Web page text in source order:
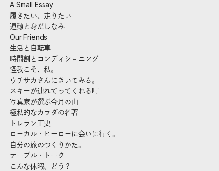
A Small Essay
履きたい、走りたい
運動と身だしなみ
Our Friends
生活と自転車
時間割とコンディショニング
怪我こそ、私。
ウチサカさんにきいてみる。
スキーが連れてってくれる町
写真家が選ぶ今月の山
極私的なカラダの名著
トレラン正史
ローカル・ヒーローに会いに行く。
自分の旅のつくりかた。
テーブル・トーク
こんな休暇、どう？